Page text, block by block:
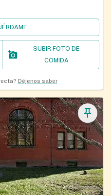
SUBIR FOTO DE
COMIDA
Déjenos saber